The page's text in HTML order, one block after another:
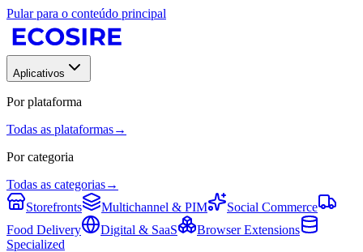
Pular para o conteúdo principal
Aplicativos
Por plataforma
Todas as plataformas→
Por categoria
Todas as categorias→
Storefronts
Multichannel & PIM
Social Commerce
Food Delivery
Digital & SaaS
Browser Extensions
Specialized